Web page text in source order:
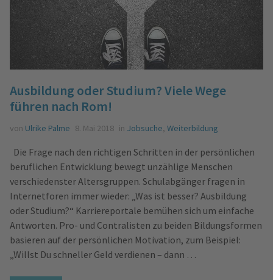
Ausbildung oder Studium? Viele Wege
führen nach Rom!
von Ulrike Palme 8. Mai 2018 in Jobsuche, Weiterbildung
Die Frage nach den richtigen Schritten in der persönlichen
beruflichen Entwicklung bewegt unzählige Menschen
verschiedenster Altersgruppen. Schulabgänger fragen in
Internetforen immer wieder: „Was ist besser? Ausbildung
oder Studium?“ Karriereportale bemühen sich um einfache
Antworten. Pro- und Contralisten zu beiden Bildungsformen
basieren auf der persönlichen Motivation, zum Beispiel:
„Willst Du schneller Geld verdienen – dann …